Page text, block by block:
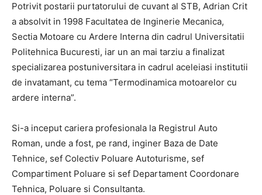
Potrivit postarii purtatorului de cuvant al STB, Adrian Crit
a absolvit in 1998 Facultatea de Inginerie Mecanica,
Sectia Motoare cu Ardere Interna din cadrul Universitatii
Politehnica Bucuresti, iar un an mai tarziu a finalizat
specializarea postuniversitara in cadrul aceleiasi institutii
de invatamant, cu tema “Termodinamica motoarelor cu
ardere interna”.
Si-a inceput cariera profesionala la Registrul Auto
Roman, unde a fost, pe rand, inginer Baza de Date
Tehnice, sef Colectiv Poluare Autoturisme, sef
Compartiment Poluare si sef Departament Coordonare
Tehnica, Poluare si Consultanta.